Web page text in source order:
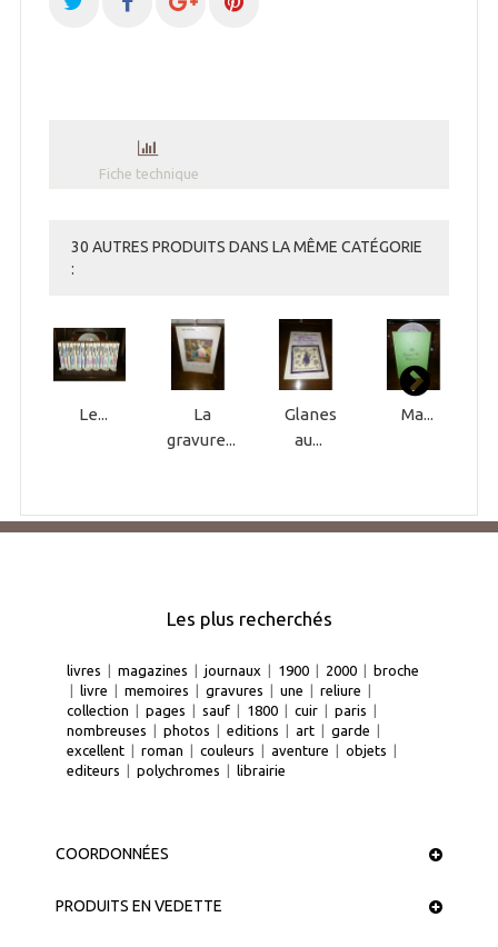
Fiche technique
30 AUTRES PRODUITS DANS LA MÊME CATÉGORIE
:
Le...
La
gravure...
Glanes
au...
Ma...
Les plus recherchés
livres | magazines | journaux | 1900 | 2000 | broche
| livre | memoires | gravures | une | reliure |
collection | pages | sauf | 1800 | cuir | paris |
nombreuses | photos | editions | art | garde |
excellent | roman | couleurs | aventure | objets |
editeurs | polychromes | librairie
COORDONNÉES
PRODUITS EN VEDETTE